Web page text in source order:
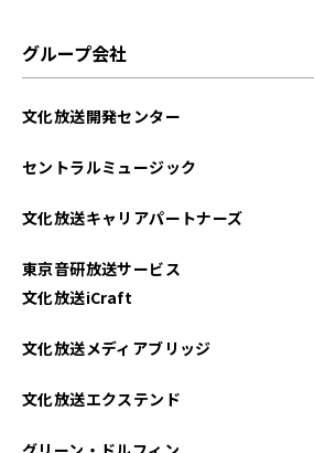
グループ会社
文化放送開発センター
セントラルミュージック
文化放送キャリアパートナーズ
東京音研放送サービス
文化放送iCraft
文化放送メディアブリッジ
文化放送エクステンド